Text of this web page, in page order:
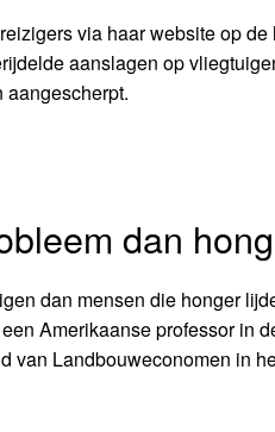
via haar website op
aanslagen op
dan
dan mensen die honger
Amerikaanse professor in
van Landbouweconomen in